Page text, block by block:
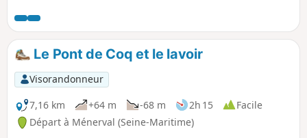
l'église Saint-Léger d'Autun au clocher penché.
Le Pont de Coq et le lavoir
Visorandonneur
7,16 km
+64 m -68 m 2h 15
Facile
Départ à Ménerval (Seine-Maritime)